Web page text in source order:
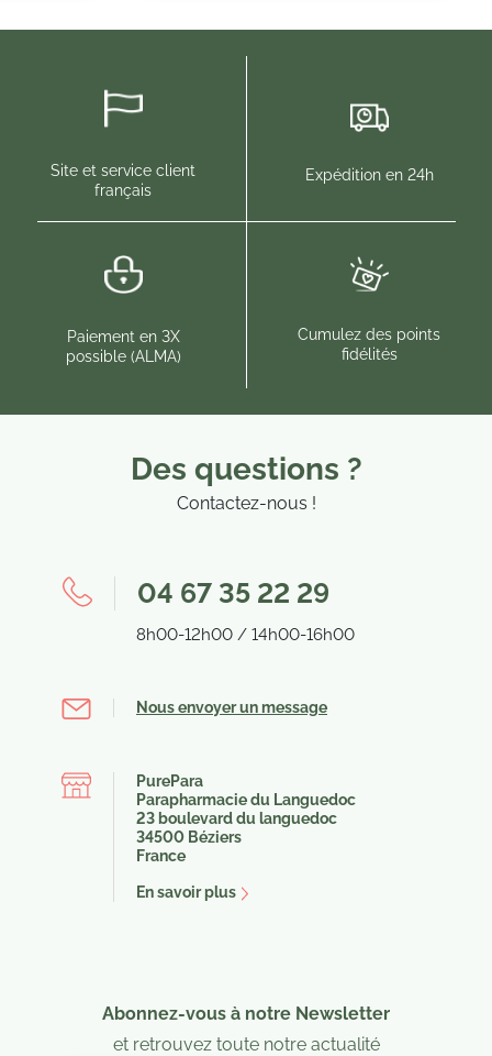
Site et service client
français
Expédition en 24h
Paiement en 3X
possible (ALMA)
Cumulez des points
fidélités
Des questions ?
Contactez-nous !
04 67 35 22 29
8h00-12h00 / 14h00-16h00
Nous envoyer un message
PurePara
Parapharmacie du Languedoc
23 boulevard du languedoc
34500 Béziers
France
En savoir plus
Abonnez-vous à notre Newsletter
et retrouvez toute notre actualité